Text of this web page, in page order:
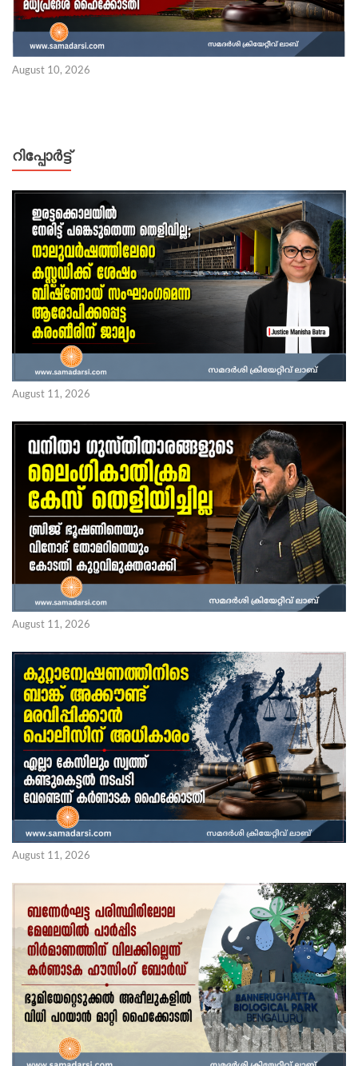
August 10, 2026
റിപ്പോര്‍ട്ട്
August 11, 2026
August 11, 2026
August 11, 2026